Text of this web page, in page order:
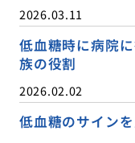
2026.03.11
低血糖時に病院
族の役割
2026.02.02
低血糖のサイン